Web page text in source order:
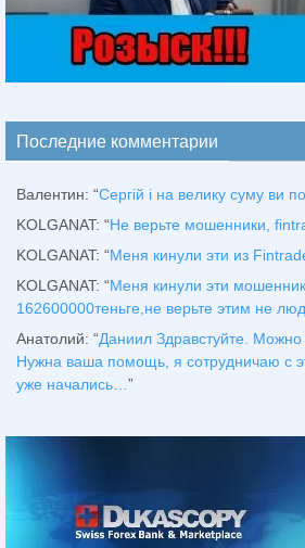
Последние комментарии
Валентин: “Сергій і на велику суму ви
KOLGANAT: “Не верьте мошенники,
KOLGANAT: “Меня кинули эти из
KOLGANAT: “Меня кинули эти
162600000теньге,не верьте этим не
Анатолий: “Даниил Здравстуйте. Можно
Нужна ваша помощь, я сотрудничаю с
уже начались… ”